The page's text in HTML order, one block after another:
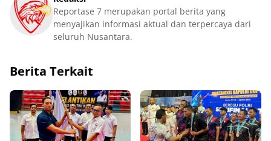
Reportase 7 merupakan portal berita yang
menyajikan informasi aktual dan terpercaya dari
seluruh Nusantara.
Berita Terkait